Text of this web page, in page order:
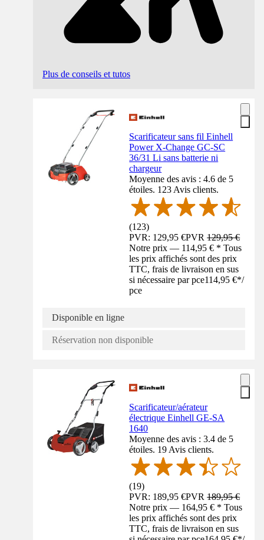
Plus de conseils et tutos
Scarificateur sans fil Einhell
Power X-Change GC-SC
36/31 Li sans batterie ni
chargeur
Moyenne des avis : 4.6 de 5
étoiles. 123 Avis clients.
(123)
PVR: 129,95 €PVR129,95 €
Notre prix — 114,95 € * Tous
les prix affichés sont des prix
TTC, frais de livraison en sus
si nécessaire par pce114,95 €*/
pce
Disponible en ligne
Réservation non disponible
Scarificateur/aérateur
électrique Einhell GE-SA
1640
Moyenne des avis : 3.4 de 5
étoiles. 19 Avis clients.
(19)
PVR: 189,95 €PVR189,95 €
Notre prix — 164,95 € * Tous
les prix affichés sont des prix
TTC, frais de livraison en sus